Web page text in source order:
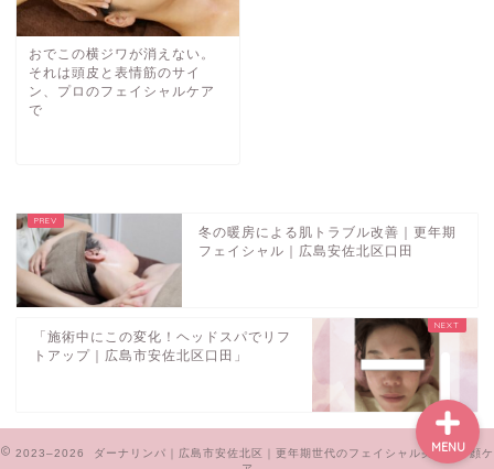
おでこの横ジワが消えない。
それは頭皮と表情筋のサイ
ン、プロのフェイシャルケア
で
冬の暖房による肌トラブル改善｜更年期
フェイシャル｜広島安佐北区口田
「施術中にこの変化！ヘッドスパでリフ
トアップ｜広島市安佐北区口田」
2023–2026 ダーナリンパ｜広島市安佐北区｜更年期世代のフェイシャル美肌・小顔ケ
MENU
メニュー
お客様の声